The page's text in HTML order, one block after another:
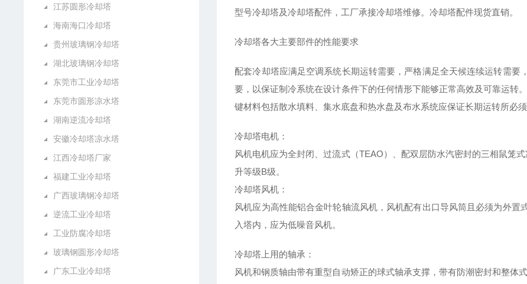
江苏圆形冷却塔
海南海口冷却塔
贵州玻璃钢冷却塔
湖北玻璃钢冷却塔
东莞市工业冷却塔
东莞市圆形凉水塔
湖南逆流冷却塔
安徽冷却塔凉水塔
江西冷却塔厂家
福建工业冷却塔
广西玻璃钢冷却塔
逆流工业冷却塔
工业防腐冷却塔
玻璃钢圆形冷却塔
广东工业冷却塔
型号冷却塔及冷却塔配件，工厂承接冷却塔维修。冷却塔配件现货直销。
冷却塔各大主要部件的性能要求
配套冷却塔应满足空调系统长期运转需要，严格满足全天候连续运转需
要，以保证制冷系统在设计条件下的任何情形下能够正常高效及可靠运转
键材料包括散水填料、集水底盘和热水盘及布水系统应保证长期运转所必须
冷却塔电机：
风机电机应为全封闭、过流式（TEAO）、配双层防水汽密封的三相鼠笼
升等级B级。
冷却塔风机：
风机应为高性能铝合金叶轮轴流风机，风机配有出口导风筒且必须为外
入塔内，应为低噪音风机。
冷却塔上用的轴承：
风机和钢质轴由带有重型自动矫正的球式轴承支撑，带有防潮密封和整体